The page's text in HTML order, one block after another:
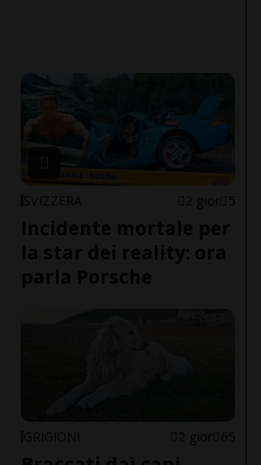
SVIZZERA 2 gior 5
Incidente mortale per
la star dei reality: ora
parla Porsche
GRIGIONI 2 gior 65